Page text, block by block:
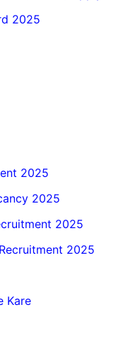
2025
2025
2025
2025
2025
Kare